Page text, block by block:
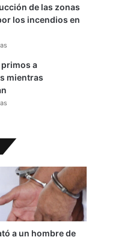
de las zonas
los incendios en
a
mientras
a un hombre de